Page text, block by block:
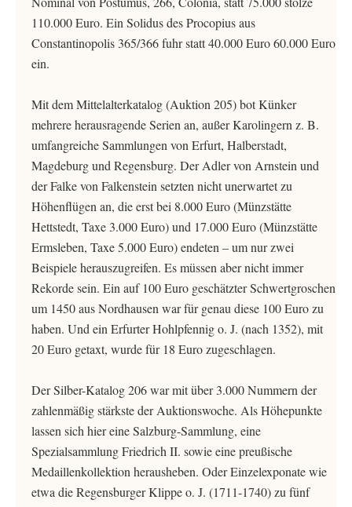
110.000 Euro. Ein Solidus des Procopius aus
Constantinopolis 365/366 fuhr statt 40.000 Euro 60.000 Euro
ein.
Mit dem Mittelalterkatalog (Auktion 205) bot Künker
mehrere herausragende Serien an, außer Karolingern z. B.
umfangreiche Sammlungen von Erfurt, Halberstadt,
Magdeburg und Regensburg. Der Adler von Arnstein und
der Falke von Falkenstein setzten nicht unerwartet zu
Höhenflügen an, die erst bei 8.000 Euro (Münzstätte
Hettstedt, Taxe 3.000 Euro) und 17.000 Euro (Münzstätte
Ermsleben, Taxe 5.000 Euro) endeten – um nur zwei
Beispiele herauszugreifen. Es müssen aber nicht immer
Rekorde sein. Ein auf 100 Euro geschätzter Schwertgroschen
um 1450 aus Nordhausen war für genau diese 100 Euro zu
haben. Und ein Erfurter Hohlpfennig o. J. (nach 1352), mit
20 Euro getaxt, wurde für 18 Euro zugeschlagen.
Der Silber-Katalog 206 war mit über 3.000 Nummern der
zahlenmäßig stärkste der Auktionswoche. Als Höhepunkte
lassen sich hier eine Salzburg-Sammlung, eine
Spezialsammlung Friedrich II. sowie eine preußische
Medaillenkollektion herausheben. Oder Einzelexponate wie
etwa die Regensburger Klippe o. J. (1711-1740) zu fünf